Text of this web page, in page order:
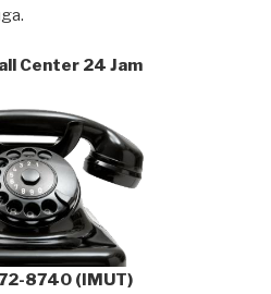
Center 24 Jam
8740 (IMUT)